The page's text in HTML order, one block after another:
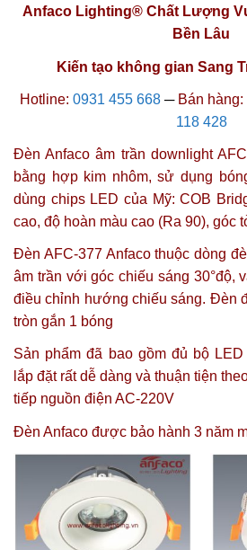
Anfaco Lighting® Chất Lượng
Bền Lâu
Kiến tạo không gian Sang
Hotline: 0931 455 668 ─Bán hàng:
118 428
Đèn Anfaco âm trần downlight
bằng hợp kim nhôm, sử dụng
dùng chips LED của Mỹ: COB
cao, độ hoàn màu cao (Ra 90), góc
Đèn AFC-377 Anfaco thuộc dòng
âm trần với góc chiếu sáng 30°độ,
điều chỉnh hướng chiếu sáng. Đèn
tròn gắn 1 bóng
Sản phẩm đã bao gồm đủ bộ
lắp đặt rất dễ dàng và thuận tiện
tiếp nguồn điện AC-220V
Đèn Anfaco được bảo hành 3 năm